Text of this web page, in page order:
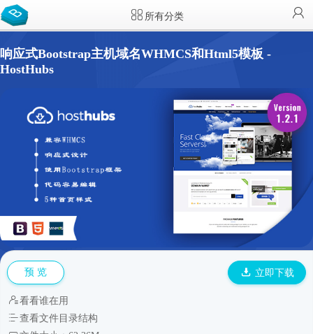
所有分类
响应式Bootstrap主机域名WHMCS和Html5模板 -
HostHubs
预 览 立即下载
看看谁在用
查看文件目录结构